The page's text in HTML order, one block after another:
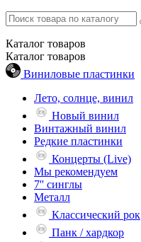
Каталог товаров
Каталог товаров
Виниловые пластинки
Лето, солнце, винил
Новый винил
Винтажный винил
Редкие пластинки
Концерты (Live)
Мы рекомендуем
7'' синглы
Металл
Классический рок
Панк / хардкор